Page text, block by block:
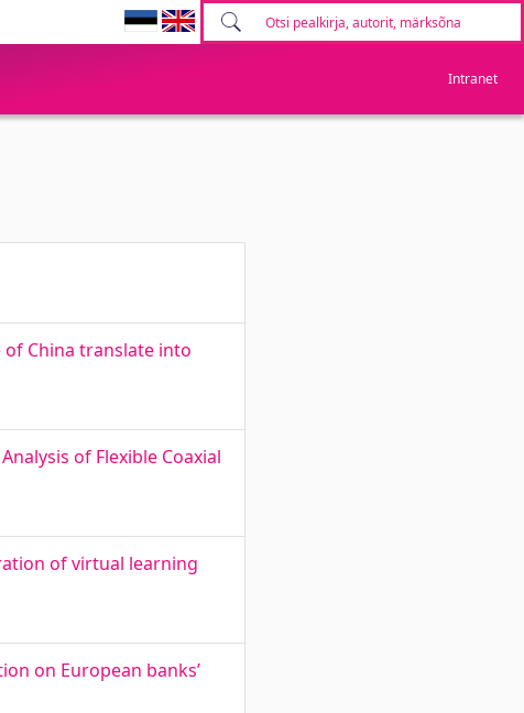
Intranet
of China translate into
of Flexible Coaxial
of virtual learning
on European banks’